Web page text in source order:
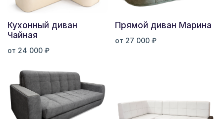
Кухонный диван
Чайная
от 24 000 ₽
Прямой диван Марина
от 27 000 ₽